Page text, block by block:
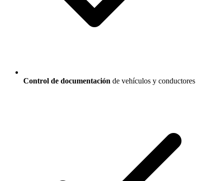
Control de documentación de vehículos y conductores